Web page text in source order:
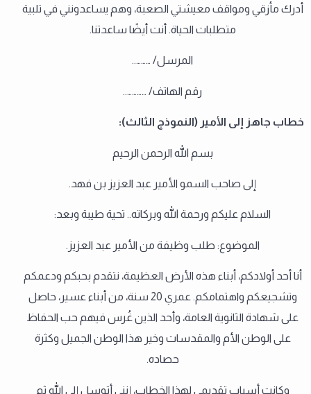
أدرك مأزقي ومواقف معيشتي الصعبة، وهم يساعدونني في تلبية
متطلبات الحياة. أنت أيضًا ساعدتنا.
المرسل/ ………..
رقم الهاتف/ …………..
خطاب جاهز إلى الأمير (النموذج الثالث):
بسم الله الرحمن الرحيم
إلى صاحب السمو الأمير عبد العزيز بن فهد.
السلام عليكم ورحمة الله وبركاته.. تحية طيبة وبعد:
الموضوع: طلب وظيفة من الأمير عبد العزيز.
أنا أحد أولادكم، أبناء هذه الأرض العظيمة، نتقدم بحبكم ودعمكم
وتشجيعكم واهتمامكم. عمري 20 سنة، من أبناء عسير، حاصل
على شهادة الثانوية العامة، وأحد الذين غُرس فيهم حب الحفاظ
على الوطن الأم والمقدسات وخير هذا الوطن الجميل وكثرة
حصاده.
وكانت أسباب تقديمي لهذا الخطاب، إنني أتوسل إلى الله ثم